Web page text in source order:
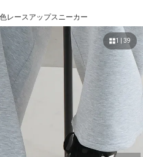
レースアップスニーカー
1 | 39